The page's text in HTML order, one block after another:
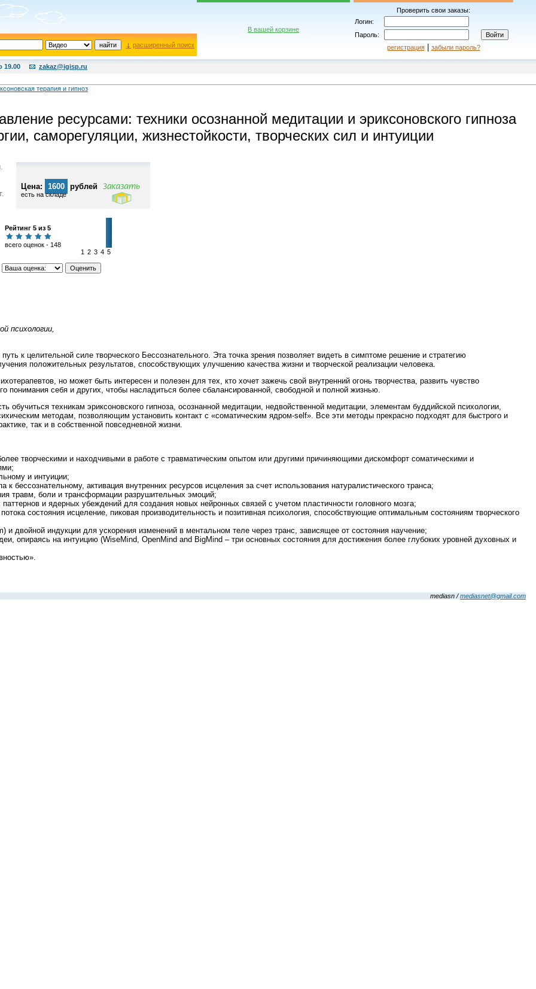
расширенный поиск
В вашей корзине
Проверить свои заказы:
Логин:
Пароль:
регистрация| забыли пароль?
19.00 zakaz@igisp.ru
терапия и гипноз
ресурсами: техники осознанной медитации и эриксоновского гипноза
саморегуляции, жизнестойкости, творческих сил и интуиции
Цена: 1600 рублей
есть на складе
Рейтинг 5 из 5
всего оценок - 148
1 2 3 4 5
психологии,
к целительной силе творческого Бессознательного. Эта точка зрения позволяет видеть в симптоме решение и стратегию
положительных результатов, способствующих улучшению качества жизни и творческой реализации человека.
но может быть интересен и полезен для тех, кто хочет зажечь свой внутренний огонь творчества, развить чувство
понимания себя и других, чтобы насладиться более сбалансированной, свободной и полной жизнью.
обучиться техникам эриксоновского гипноза, осознанной медитации, недвойственной медитации, элементам буддийской психологии,
методам, позволяющим установить контакт с «соматическим ядром-self». Все эти методы прекрасно подходят для быстрого и
так и в собственной повседневной жизни.
творческими и находчивыми в работе с травматическим опытом или другими причиняющими дискомфорт соматическими и
и интуиции;
бессознательному, активация внутренних ресурсов исцеления за счет использования натуралистического транса;
травм, боли и трансформации разрушительных эмоций;
и ядерных убеждений для создания новых нейронных связей с учетом пластичности головного мозга;
состояния исцеление, пиковая производительность и позитивная психология, способствующие оптимальным состояниям творческого
и двойной индукции для ускорения изменений в ментальном теле через транс, зависящее от состояния научение;
опираясь на интуицию (WiseMind, OpenMind and BigMind – три основных состояния для достижения более глубоких уровней духовных и
mediasn /mediasnet@gmail.com